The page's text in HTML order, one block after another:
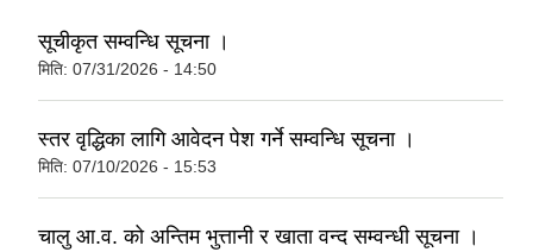
सूचीकृत सम्वन्धि सूचना ।
मिति: 07/31/2026 - 14:50
स्तर वृद्धिका लागि आवेदन पेश गर्ने सम्वन्धि सूचना ।
मिति: 07/10/2026 - 15:53
चालु आ.व. को अन्तिम भुत्तानी र खाता वन्द सम्वन्धी सूचना ।